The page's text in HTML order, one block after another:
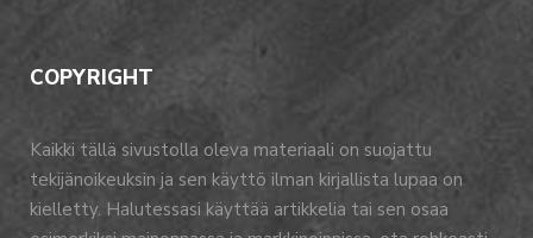
COPYRIGHT
Kaikki tällä sivustolla oleva materiaali on suojattu
tekijänoikeuksin ja sen käyttö ilman kirjallista lupaa on
kielletty. Halutessasi käyttää artikkelia tai sen osaa